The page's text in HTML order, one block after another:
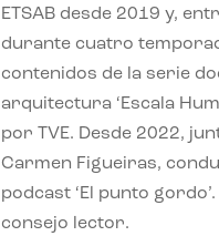
ETSAB desde 2019 y,
durante cuatro
contenidos de la serie
arquitectura ‘Escala
por TVE. Desde 2022,
Carmen Figueiras,
podcast ‘El punto
consejo lector.